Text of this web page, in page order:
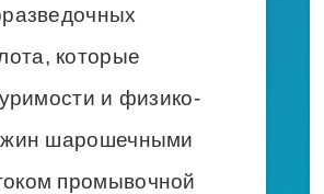
которые
и физико-
шарошечными
промывочной